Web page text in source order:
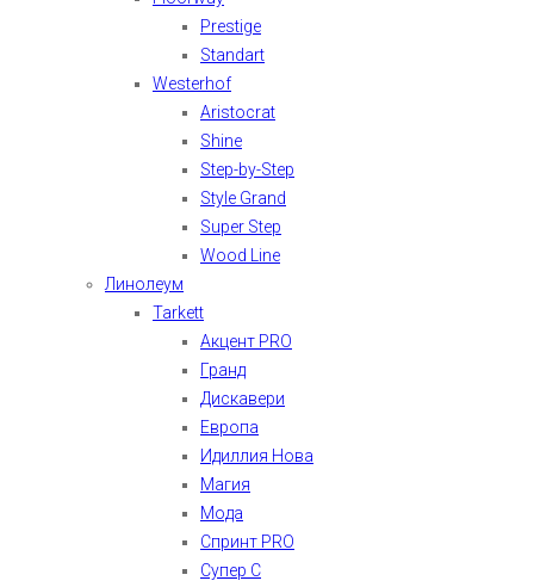
Prestige
Standart
Westerhof
Aristocrat
Shine
Step-by-Step
Style Grand
Super Step
Wood Line
Линолеум
Tarkett
Акцент PRO
Гранд
Дискавери
Европа
Идиллия Нова
Магия
Мода
Спринт PRO
Супер С